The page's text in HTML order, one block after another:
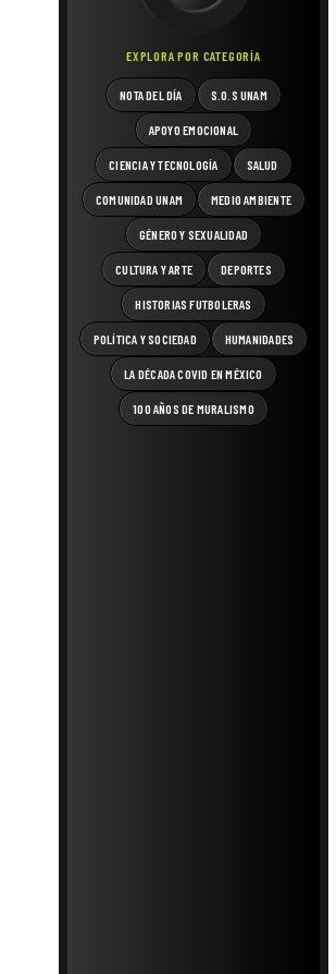
EXPLORA POR CATEGORÍA
NOTA DEL DÍA S.O.S UNAM
APOYO EMOCIONAL
CIENCIA Y TECNOLOGÍA SALUD
COMUNIDAD UNAM MEDIO AMBIENTE
GÉNERO Y SEXUALIDAD
CULTURA Y ARTE DEPORTES
HISTORIAS FUTBOLERAS
POLÍTICA Y SOCIEDAD HUMANIDADES
LA DÉCADA COVID EN MÉXICO
100 AÑOS DE MURALISMO